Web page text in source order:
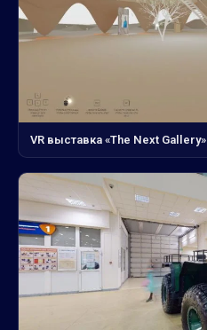
VR выставка «The Next Gallery»